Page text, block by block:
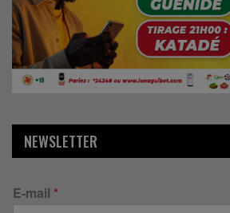
NEWSLETTER
E-mail *